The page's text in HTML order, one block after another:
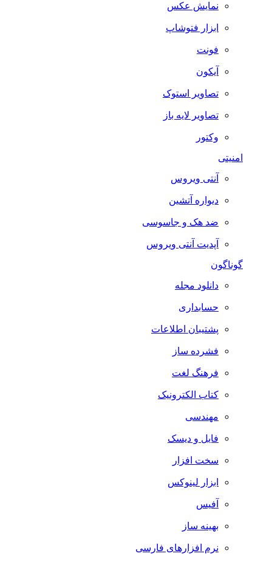
نمایش عکس
ابزار فتوشاپ
فونت
آیکون
تصاویر استوک
تصاویر لایه باز
وکتور
امنیتی
آنتی ویروس
دیواره آتشین
ضد هک و جاسوسی
آپدیت آنتی ویروس
گوناگون
دانلود مجله
حسابداری
پشتیبان اطلاعات
فشرده ساز
فرهنگ لغت
کتاب الکترونیک
مهندسی
فایل و دیسک
سخت افزار
ابزار لینوکس
آفیس
بهینه ساز
نرم افزارهای فارسی